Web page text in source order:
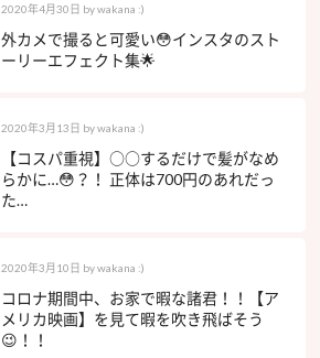
2020年4月30日 by wakana :)
外カメで撮ると可愛い😳インスタのスト
ーリーエフェクト集🌟
2020年3月13日 by wakana :)
【コスパ重視】○○するだけで髪がなめ
らかに…😳？！ 正体は700円のあれだっ
た…
2020年3月10日 by wakana :)
コロナ期間中、お家で暇な諸君！！【ア
メリカ映画】を見て暇を吹き飛ばそう
😉！！